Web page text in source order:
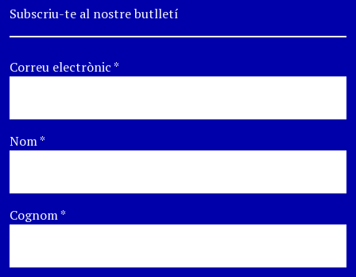
Subscriu-te al nostre butlletí
Correu electrònic*
Nom*
Cognom*